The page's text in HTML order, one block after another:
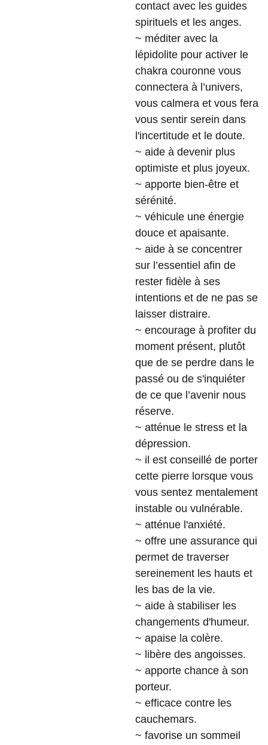
contact avec les guides
spirituels et les anges.
~ méditer avec la
lépidolite pour activer le
chakra couronne vous
connectera à l’univers,
vous calmera et vous fera
vous sentir serein dans
l'incertitude et le doute.
~ aide à devenir plus
optimiste et plus joyeux.
~ apporte bien-être et
sérénité.
~ véhicule une énergie
douce et apaisante.
~ aide à se concentrer
sur l’essentiel afin de
rester fidèle à ses
intentions et de ne pas se
laisser distraire.
~ encourage à profiter du
moment présent, plutôt
que de se perdre dans le
passé ou de s'inquiéter
de ce que l’avenir nous
réserve.
~ atténue le stress et la
dépression.
~ il est conseillé de porter
cette pierre lorsque vous
vous sentez mentalement
instable ou vulnérable.
~ atténue l'anxiété.
~ offre une assurance qui
permet de traverser
sereinement les hauts et
les bas de la vie.
~ aide à stabiliser les
changements d'humeur.
~ apaise la colère.
~ libère des angoisses.
~ apporte chance à son
porteur.
~ efficace contre les
cauchemars.
~ favorise un sommeil